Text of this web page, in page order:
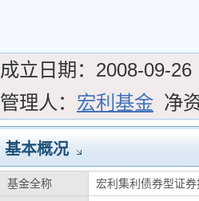
成立日期： 2008-09-26
管理人： 宏利基金 净
基本概况
基金全称
宏利集利债券型证